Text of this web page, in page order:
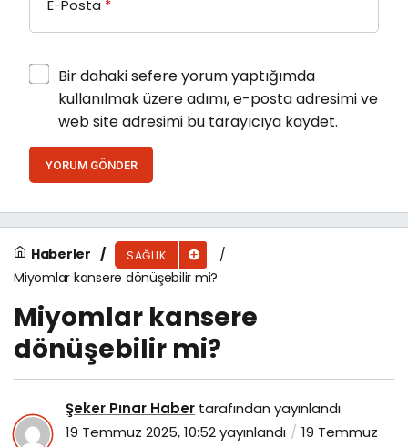
E-Posta *
Bir dahaki sefere yorum yaptığımda
kullanılmak üzere adımı, e-posta adresimi ve
web site adresimi bu tarayıcıya kaydet.
YORUM GÖNDER
Haberler SAĞLIK
Miyomlar kansere dönüşebilir mi?
Miyomlar kansere
dönüşebilir mi?
Şeker Pınar Haber tarafından yayınlandı
19 Temmuz 2025, 10:52yayınlandı
19 Temmuz